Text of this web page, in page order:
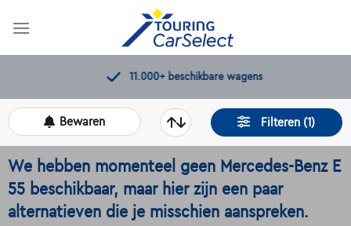
11.000+beschikbare wagens
Filteren (1)
Bewaren
We hebben momenteel geen Mercedes-Benz E
55 beschikbaar, maar hier zijn een paar
alternatieven die je misschien aanspreken.